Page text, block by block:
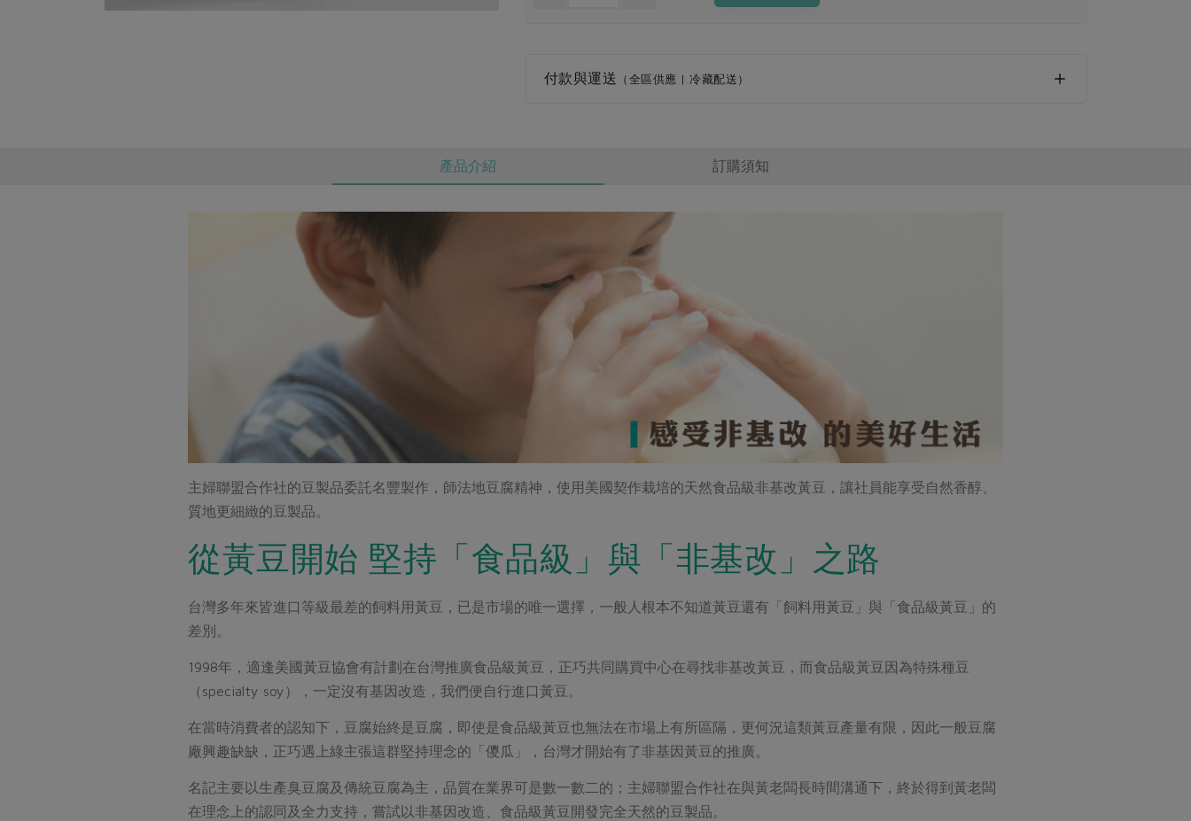
付款與運送 （全區供應 | 冷藏配送）
產品介紹 訂購須知
主婦聯盟合作社的豆製品委託名豐製作，師法地豆腐精神，使用美國契作栽培的天然食品級非基改黃豆，讓社員能享受自然香醇、
質地更細緻的豆製品。
從黃豆開始 堅持「食品級」與「非基改」之路
台灣多年來皆進口等級最差的飼料用黃豆，已是市場的唯一選擇，一般人根本不知道黃豆還有「飼料用黃豆」與「食品級黃豆」的
差別。
1998年，適逢美國黃豆協會有計劃在台灣推廣食品級黃豆，正巧共同購買中心在尋找非基改黃豆，而食品級黃豆因為特殊種豆
（specialty soy），一定沒有基因改造，我們便自行進口黃豆。
在當時消費者的認知下，豆腐始終是豆腐，即使是食品級黃豆也無法在市場上有所區隔，更何況這類黃豆產量有限，因此一般豆腐
廠興趣缺缺，正巧遇上綠主張這群堅持理念的「儍瓜」，台灣才開始有了非基因黃豆的推廣。
名記主要以生產臭豆腐及傳統豆腐為主，品質在業界可是數一數二的；主婦聯盟合作社在與黃老闆長時間溝通下，終於得到黃老闆
在理念上的認同及全力支持，嘗試以非基因改造、食品級黃豆開發完全天然的豆製品。